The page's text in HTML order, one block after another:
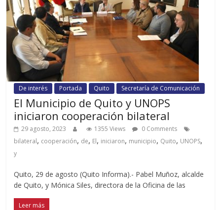
De interés Portada Quito Secretaría de Comunicación
El Municipio de Quito y UNOPS
iniciaron cooperación bilateral
29 agosto, 2023 1355 Views
0 Comments
bilateral, cooperación, de, El, iniciaron, municipio, Quito, UNOPS,
y
Quito, 29 de agosto (Quito Informa).- Pabel Muñoz, alcalde
de Quito, y Mónica Siles, directora de la Oficina de las
Leer más